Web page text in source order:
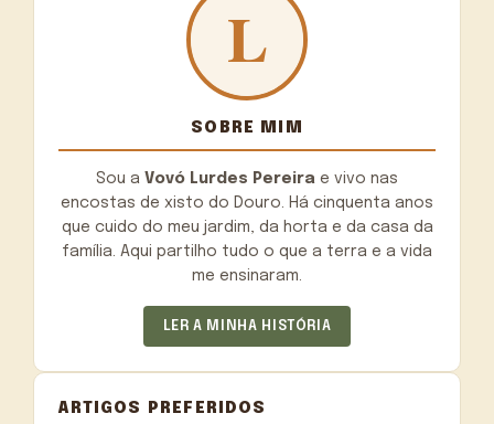
SOBRE MIM
Sou a Vovó Lurdes Pereira e vivo nas
encostas de xisto do Douro. Há cinquenta anos
que cuido do meu jardim, da horta e da casa da
família. Aqui partilho tudo o que a terra e a vida
me ensinaram.
LER A MINHA HISTÓRIA
ARTIGOS PREFERIDOS